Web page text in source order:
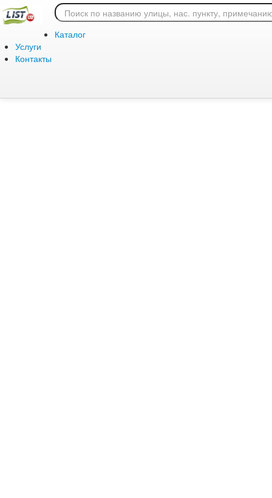
Каталог
Услуги
Контакты
Ошибка 404: страница